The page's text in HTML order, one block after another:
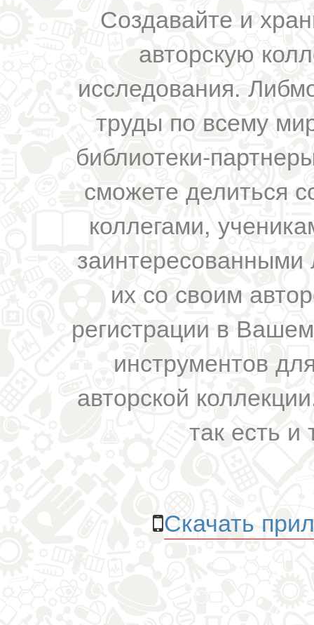
Создавайте и
авторскую
исследования.
труды по всему
библиотеки-
сможете делиться
коллегами,
их со своим
регистрации в
инструментов
авторской
так есть и
Скачать